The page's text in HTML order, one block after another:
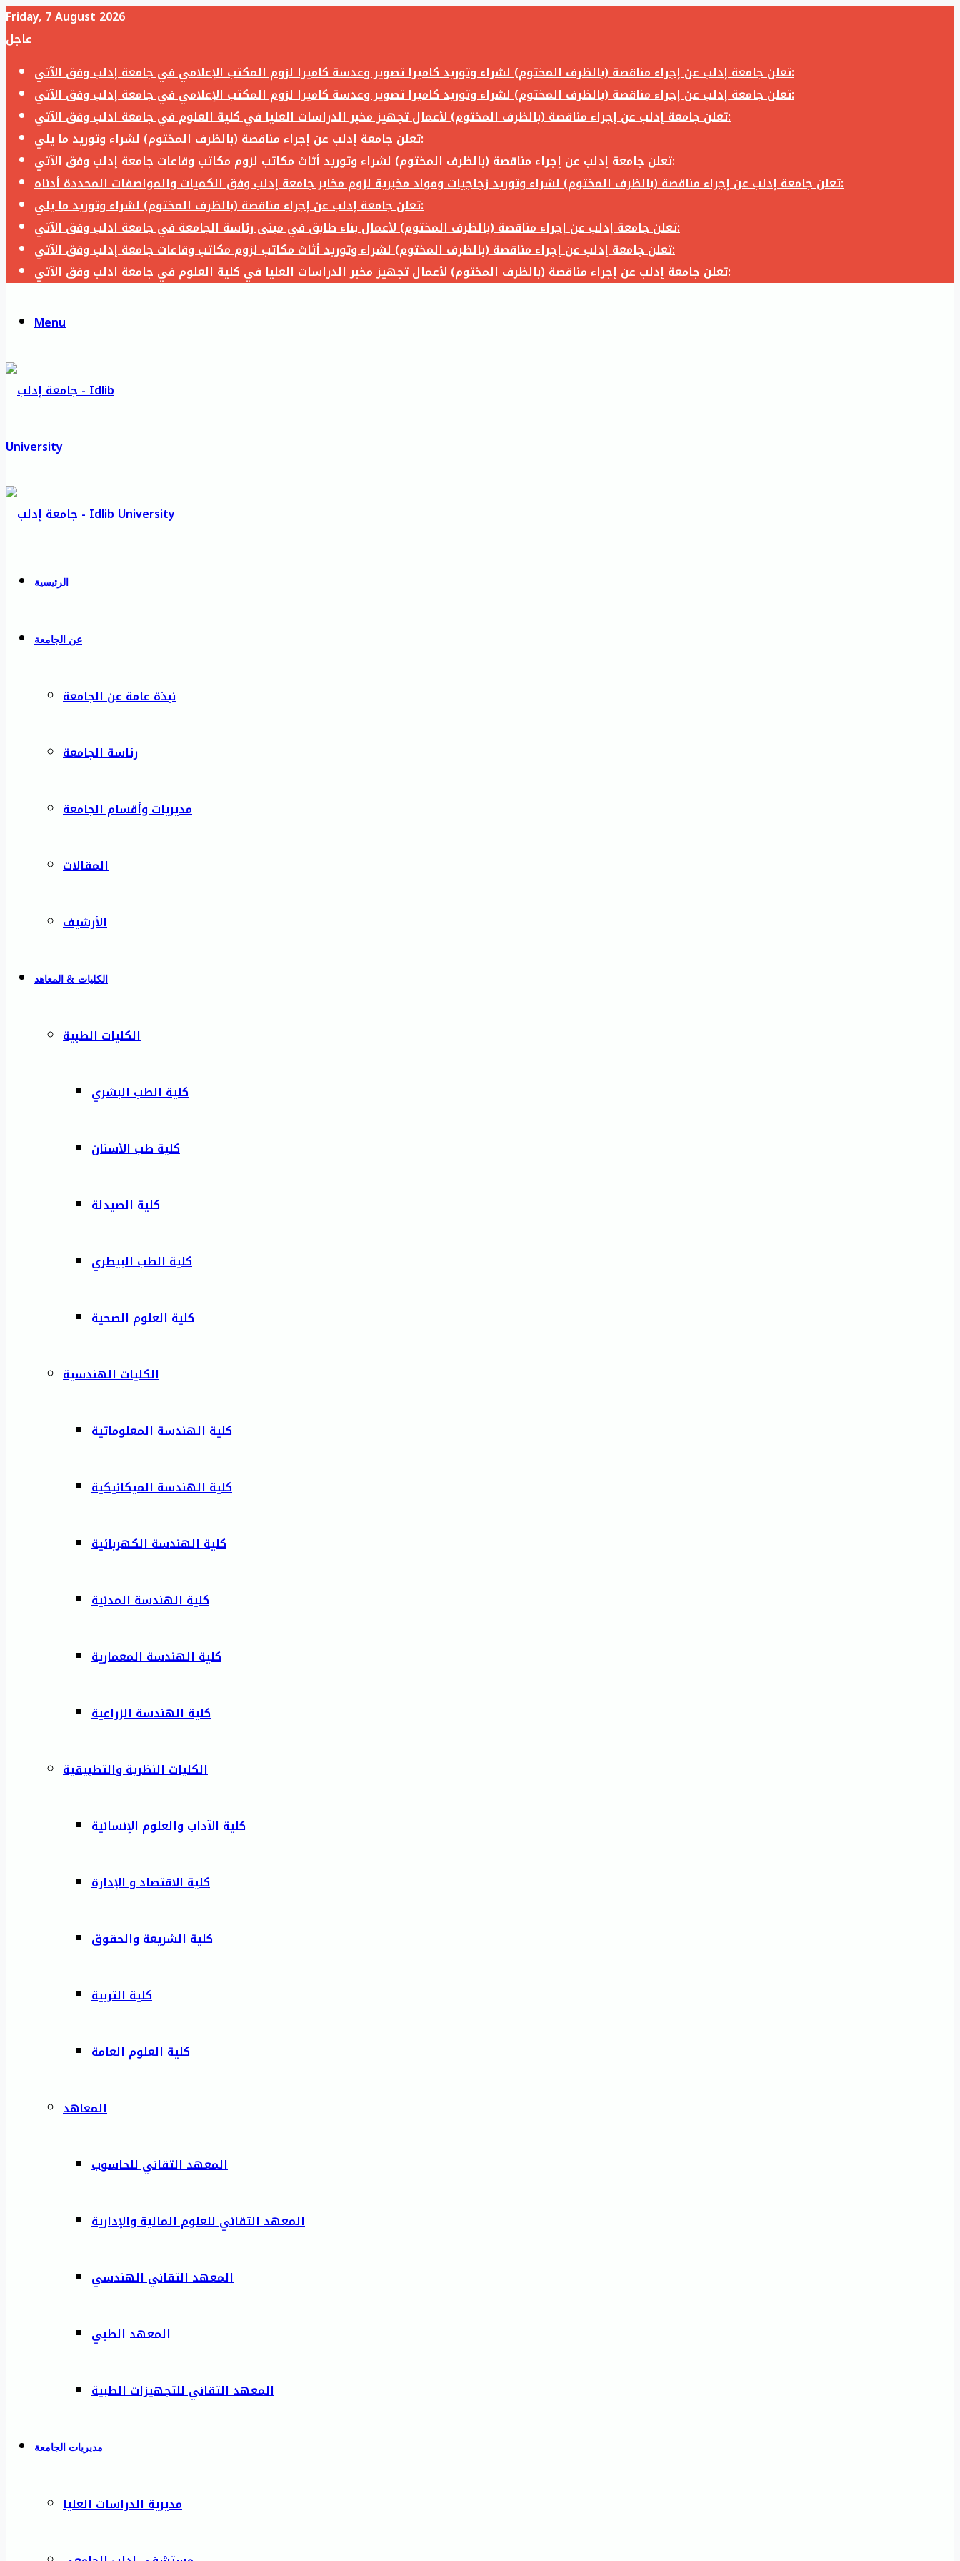
Friday, 7 August 2026
عاجل
تعلن جامعة إدلب عن إجراء مناقصة (بالظرف المختوم) لشراء وتوريد كاميرا تصوير وعدسة كاميرا لزوم المكتب الإعلامي في جامعة إدلب وفق الآتي:
تعلن جامعة إدلب عن إجراء مناقصة (بالظرف المختوم) لشراء وتوريد كاميرا تصوير وعدسة كاميرا لزوم المكتب الإعلامي في جامعة إدلب وفق الآتي:
تعلن جامعة إدلب عن إجراء مناقصة (بالظرف المختوم) لأعمال تجهيز مخبر الدراسات العليا في كلية العلوم في جامعة ادلب وفق الآتي:
تعلن جامعة إدلب عن إجراء مناقصة (بالظرف المختوم) لشراء وتوريد ما يلي:
تعلن جامعة إدلب عن إجراء مناقصة (بالظرف المختوم) لشراء وتوريد أثاث مكاتب لزوم مكاتب وقاعات جامعة إدلب وفق الآتي:
تعلن جامعة إدلب عن إجراء مناقصة (بالظرف المختوم) لشراء وتوريد زجاجيات ومواد مخبرية لزوم مخابر جامعة إدلب وفق الكميات والمواصفات المحددة أدناه:
تعلن جامعة إدلب عن إجراء مناقصة (بالظرف المختوم) لشراء وتوريد ما يلي:
تعلن جامعة إدلب عن إجراء مناقصة (بالظرف المختوم) لأعمال بناء طابق في مبنى رئاسة الجامعة في جامعة ادلب وفق الآتي:
تعلن جامعة إدلب عن إجراء مناقصة (بالظرف المختوم) لشراء وتوريد أثاث مكاتب لزوم مكاتب وقاعات جامعة إدلب وفق الآتي:
تعلن جامعة إدلب عن إجراء مناقصة (بالظرف المختوم) لأعمال تجهيز مخبر الدراسات العليا في كلية العلوم في جامعة ادلب وفق الآتي:
Menu
الرئيسية
عن الجامعة
نبذة عامة عن الجامعة
رئاسة الجامعة
مديريات وأقسام الجامعة
المقالات
الأرشيف
الكليات & المعاهد
الكليات الطبية
كلية الطب البشري
كلية طب الأسنان
كلية الصيدلة
كلية الطب البيطري
كلية العلوم الصحية
الكليات الهندسية
كلية الهندسة المعلوماتية
كلية الهندسة الميكانيكية
كلية الهندسة الكهربائية
كلية الهندسة المدنية
كلية الهندسة المعمارية
كلية الهندسة الزراعية
الكليات النظرية والتطبيقية
كلية الآداب والعلوم الإنسانية
كلية الاقتصاد و الإدارة
كلية الشريعة والحقوق
كلية التربية
كلية العلوم العامة
المعاهد
المعهد التقاني للحاسوب
المعهد التقاني للعلوم المالية والإدارية
المعهد التقاني الهندسي
المعهد الطبي
المعهد التقاني للتجهيزات الطبية
مديريات الجامعة
مديرية الدراسات العليا